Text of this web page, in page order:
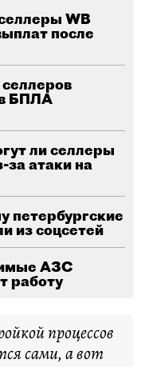
WB
после
БПЛА
ли селлеры
за атаки на
петербургские
из соцсетей
АЗС
работу
процессов
сами, а вот